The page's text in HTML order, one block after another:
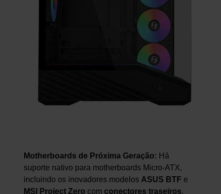
Motherboards de Próxima Geração: Há
suporte nativo para motherboards Micro-ATX,
incluindo os inovadores modelos ASUS BTF e
MSI Project Zero com conectores traseiros.